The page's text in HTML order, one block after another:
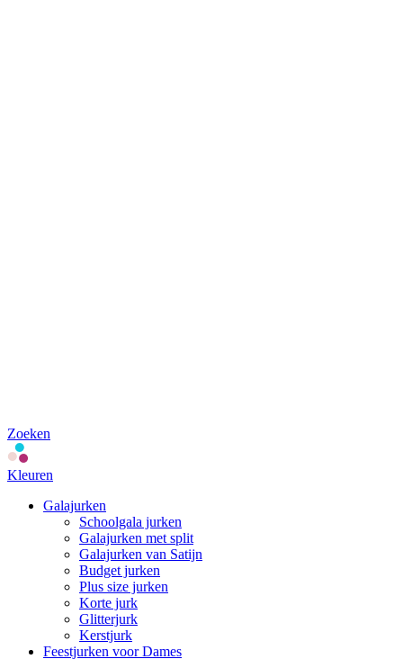
Zoeken
Kleuren
Galajurken
Schoolgala jurken
Galajurken met split
Galajurken van Satijn
Budget jurken
Plus size jurken
Korte jurk
Glitterjurk
Kerstjurk
Feestjurken voor Dames